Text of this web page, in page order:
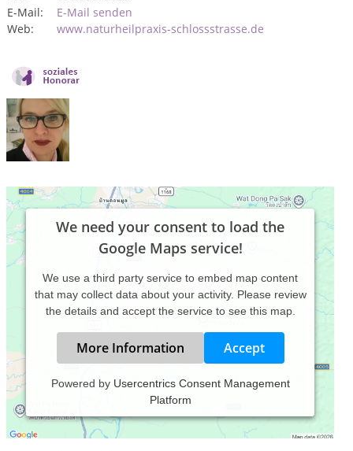
E-Mail:
E-Mail senden
Web:
www.naturheilpraxis-schlossstrasse.de
We need your consent to load the
Google Maps service!
We use a third party service to embed map content
that may collect data about your activity. Please review
the details and accept the service to see this map.
More Information Accept
Powered by Usercentrics Consent Management
Platform
Naturheilkundliche Gemeinschaftspraxis
für Psychosamatik, chronische Erkrankungen und